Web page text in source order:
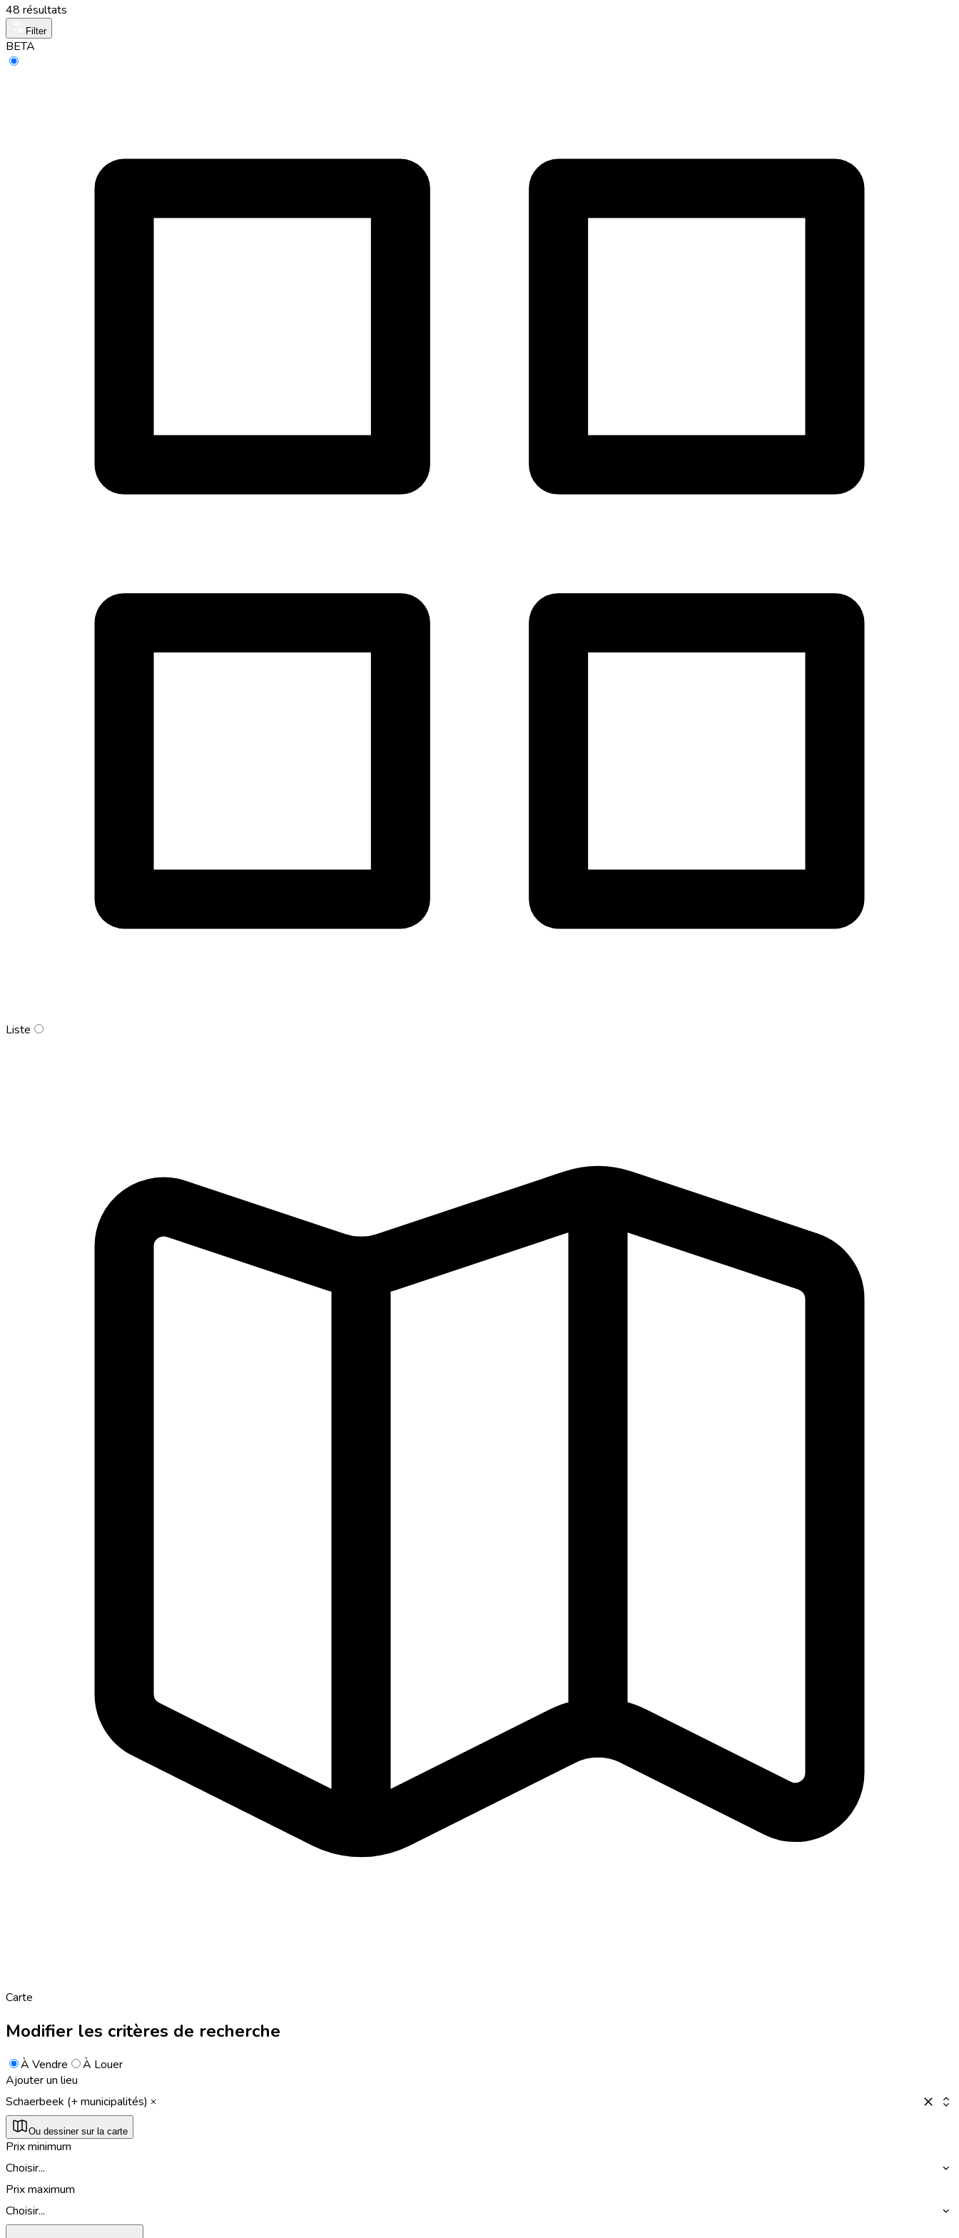
48 résultats
Filter
BETA
Liste
Carte
Modifier les critères de recherche
À Vendre
À Louer
Ajouter un lieu
Schaerbeek (+ municipalités)
Ou dessiner sur la carte
Prix minimum
Choisir...
Prix maximum
Choisir...